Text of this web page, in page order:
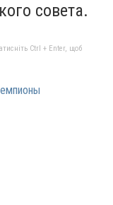
совета.
Ctrl + Enter, щоб